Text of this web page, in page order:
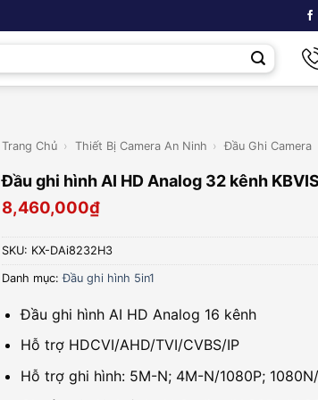
Trang Chủ › Thiết Bị Camera An Ninh › Đầu Ghi Camera
Đầu ghi hình AI HD Analog 32 kênh
8,460,000₫
SKU: KX-DAi8232H3
Danh mục:Đầu ghi hình 5in1
Đầu ghi hình AI HD Analog 16 kênh
Hỗ trợ HDCVI/AHD/TVI/CVBS/IP
Hỗ trợ ghi hình: 5M-N; 4M-N/1080P;